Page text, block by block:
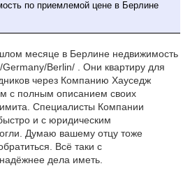
по приемлемой цене в Берлине
месяце в Берлине недвижимость
Berlin/ . Они квартиру для
через Компанию Хауседж
с полным описанием своих
Специалисты Компании
и с юридическим
Думаю вашему отцу тоже
Всё таки с
дела иметь.